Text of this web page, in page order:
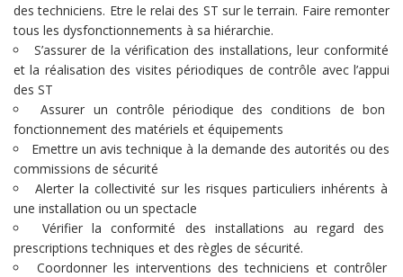
des techniciens. Etre le relai des ST sur le terrain. Faire remonter
tous les dysfonctionnements à sa hiérarchie.
S’assurer de la vérification des installations, leur conformité
et la réalisation des visites périodiques de contrôle avec l’appui
des ST
Assurer un contrôle périodique des conditions de bon
fonctionnement des matériels et équipements
Emettre un avis technique à la demande des autorités ou des
commissions de sécurité
Alerter la collectivité sur les risques particuliers inhérents à
une installation ou un spectacle
Vérifier la conformité des installations au regard des
prescriptions techniques et des règles de sécurité.
Coordonner les interventions des techniciens et contrôler